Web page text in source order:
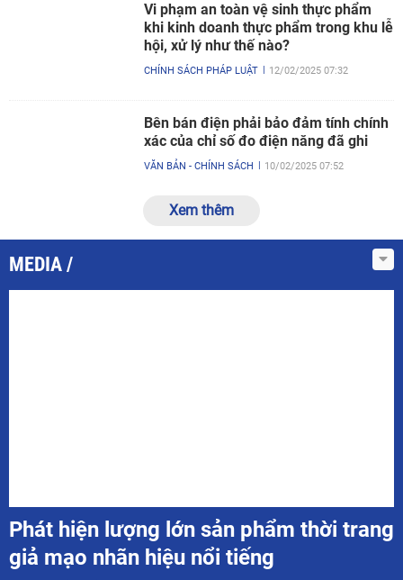
Vi phạm an toàn vệ sinh thực phẩm
khi kinh doanh thực phẩm trong khu lễ
hội, xử lý như thế nào?
CHÍNH SÁCH PHÁP LUẬT 12/02/2025 07:32
Bên bán điện phải bảo đảm tính chính
xác của chỉ số đo điện năng đã ghi
VĂN BẢN - CHÍNH SÁCH 10/02/2025 07:52
Xem thêm
MEDIA
Phát hiện lượng lớn sản phẩm thời trang
giả mạo nhãn hiệu nổi tiếng